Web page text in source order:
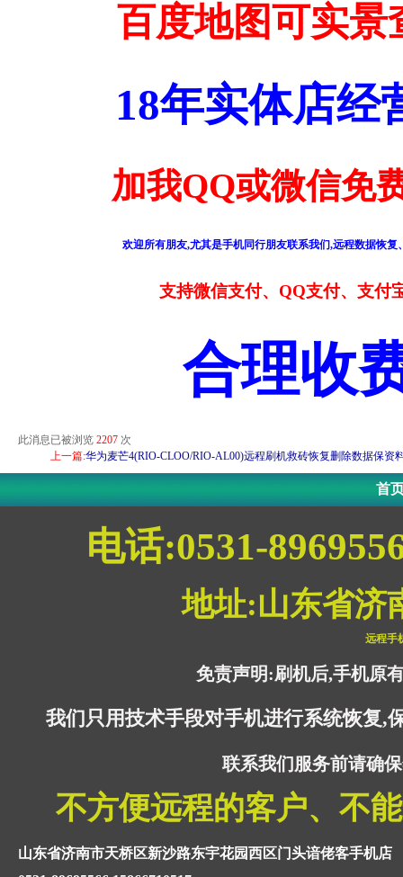
百度地图可实景
18年实体店经
加我QQ或微信免
欢迎所有朋友,尤其是手机同行朋友联系我们,远程数据恢
支持微信支付、QQ支付、支付
合理收
此消息已被浏览 2207 次
上一篇:华为麦芒4(RIO-CLOO/RIO-AL00)远程刷机救砖恢复删除数据保资
首
电话:0531-
地址:山东省济
远程手
免责声明:刷机后,手机原
我们只用技术手段对手机进行系统恢复,
联系我们服务前请确
不方便远程的客户、不
山东省济南市天桥区新沙路东宇花园西区门头谙佬客手机店